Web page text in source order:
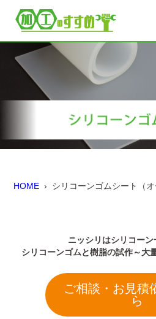
HOME › シリコーンゴムシート（
ニッシリはシリコーン
シリコーンゴムと樹脂の試作～大
ご相談・お見積
ら